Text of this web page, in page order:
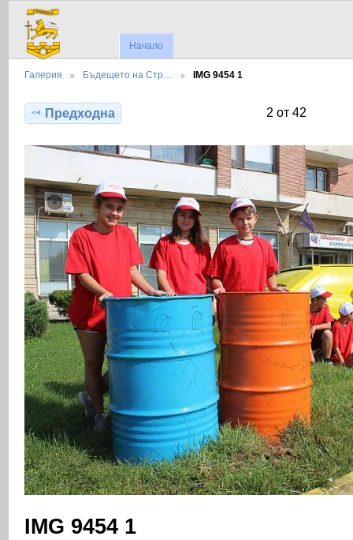
Начало
Галерия Бъдещето на Стр… IMG 9454 1
Предходна 2 от 42
IMG 9454 1